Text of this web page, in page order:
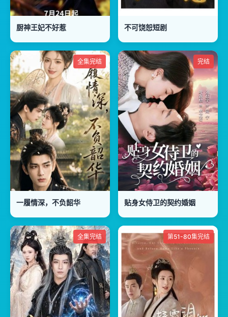
厨神王妃不好惹 不可饶恕短剧
全集完结
一履情深，不负韶华
完结
贴身女侍卫的契约婚姻
全集完结 第51-80集完结